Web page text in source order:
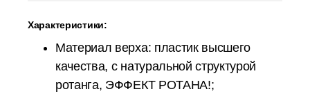
Характеристики:
Материал верха: пластик высшего
качества, с натуральной структурой
ротанга, ЭФФЕКТ РОТАНА!;